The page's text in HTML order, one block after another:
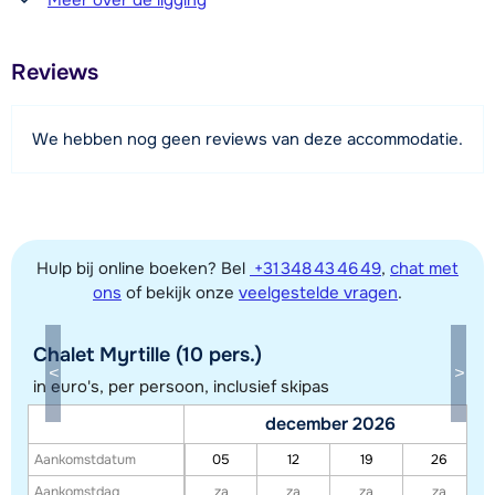
2,4 kilometer
Afstand tot restaurant of bar
2,4 kilometer
4 kilometer
Afstand tot skibushalte
100 meter
Bekijk kaart
Reviews
We hebben nog geen reviews van deze accommodatie.
Hulp bij online boeken? Bel +31 348 43 46 49, chat met
ons of bekijk onze veelgestelde vragen.
Chalet Myrtille (10 pers.)
in euro's, per persoon, inclusief skipas
Aankomstdatum
december 2026
05 12 19
26